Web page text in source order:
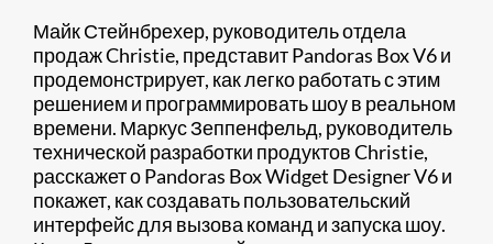
Майк Стейнбрехер, руководитель отдела
продаж Christie, представит Pandoras Box V6 и
продемонстрирует, как легко работать с этим
решением и программировать шоу в реальном
времени. Маркус Зеппенфельд, руководитель
технической разработки продуктов Christie,
расскажет о Pandoras Box Widget Designer V6 и
покажет, как создавать пользовательский
интерфейс для вызова команд и запуска шоу.